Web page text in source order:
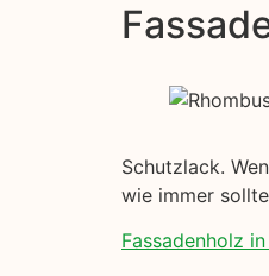
Schutzlack.
wie immer
Fassadenholz